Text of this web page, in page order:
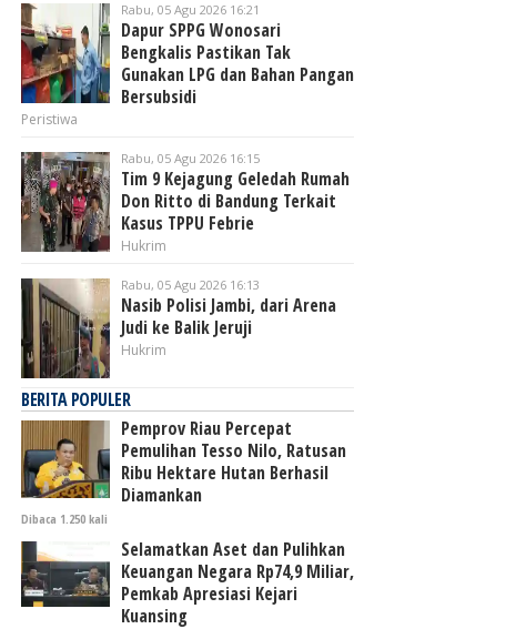
Rabu, 05 Agu 2026 16:21
Dapur SPPG Wonosari
Bengkalis Pastikan Tak
Gunakan LPG dan Bahan Pangan
Bersubsidi
Peristiwa
Rabu, 05 Agu 2026 16:15
Tim 9 Kejagung Geledah Rumah
Don Ritto di Bandung Terkait
Kasus TPPU Febrie
Hukrim
Rabu, 05 Agu 2026 16:13
Nasib Polisi Jambi, dari Arena
Judi ke Balik Jeruji
Hukrim
BERITA POPULER
Pemprov Riau Percepat
Pemulihan Tesso Nilo, Ratusan
Ribu Hektare Hutan Berhasil
Diamankan
Dibaca 1.250 kali
Selamatkan Aset dan Pulihkan
Keuangan Negara Rp74,9 Miliar,
Pemkab Apresiasi Kejari
Kuansing